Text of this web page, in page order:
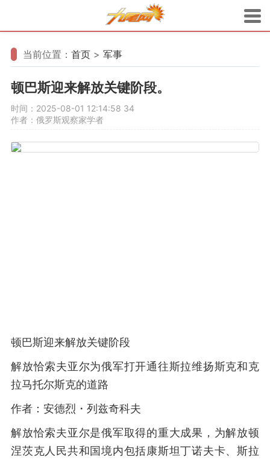
当前位置： 首页 > 军事
顿巴斯迎来解放关键阶段。
时间：2025-08-01 12:14:58 34
作者：俄罗斯观察家学者
顿巴斯迎来解放关键阶段
解放恰索夫亚尔为俄军打开通往斯拉维扬斯克和克
拉马托尔斯克的道路
作者：安德烈・列兹奇科夫
解放恰索夫亚尔是俄军取得的重大成果，为解放顿
涅茨克人民共和国境内包括康斯坦丁诺夫卡、斯拉